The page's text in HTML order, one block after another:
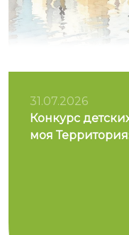
31.07.2026
Конкурс
моя